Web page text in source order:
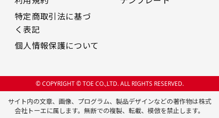
特定商取引法に基づ
く表記
個人情報保護について
© COPYRIGHT © TOE CO.,LTD. ALL RIGHTS RESERVED.
サイト内の文章、画像、プログラム、製品デザインなどの著作物は株式
会社トーエに属します。無断での複製、転載、模倣を禁止します。